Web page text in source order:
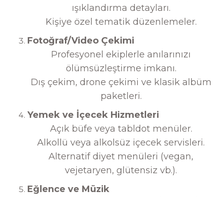
ışıklandırma detayları.
Kişiye özel tematik düzenlemeler.
Fotoğraf/Video Çekimi
Profesyonel ekiplerle anılarınızı
ölümsüzleştirme imkanı.
Dış çekim, drone çekimi ve klasik albüm
paketleri.
Yemek ve İçecek Hizmetleri
Açık büfe veya tabldot menüler.
Alkollü veya alkolsüz içecek servisleri.
Alternatif diyet menüleri (vegan,
vejetaryen, glütensiz vb.).
Eğlence ve Müzik